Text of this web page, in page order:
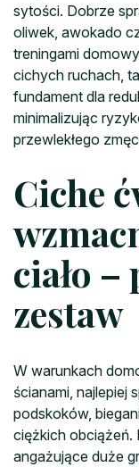
sytości. Dobrze
oliwek, awokado
treningami
cichych ruchach,
fundament dla
minimalizując
przewlekłego
Ciche
ciało –
zestaw
W warunkach
ścianami, najlepiej
podskoków,
ciężkich
angażujące duże